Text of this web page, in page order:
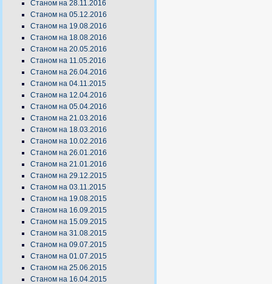
Станом на 28.11.2016
Станом на 05.12.2016
Станом на 19.08.2016
Станом на 18.08.2016
Станом на 20.05.2016
Станом на 11.05.2016
Станом на 26.04.2016
Станом на 04.11.2015
Станом на 12.04.2016
Станом на 05.04.2016
Станом на 21.03.2016
Станом на 18.03.2016
Станом на 10.02.2016
Станом на 26.01.2016
Станом на 21.01.2016
Станом на 29.12.2015
Станом на 03.11.2015
Станом на 19.08.2015
Станом на 16.09.2015
Станом на 15.09.2015
Станом на 31.08.2015
Станом на 09.07.2015
Станом на 01.07.2015
Станом на 25.06.2015
Станом на 16.04.2015